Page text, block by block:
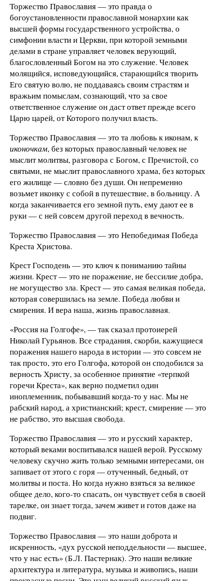
Торжество Православия — это правда о
богоустановленности православной монархии как
высшей формы государственного устройства, о
симфонии власти и Церкви, при которой земными
делами в стране управляет человек верующий,
благословленный Богом на это служение. Человек
молящийся, исповедующийся, старающийся творить
Его святую волю, не поддаваясь своим страстям и
вражьим помыслам, сознающий, что за свое
ответственное служение он даст ответ прежде всего
Царю царей, от Которого получил власть.
Торжество Православия — это та любовь к иконам, к
иконочкам, без которых православный человек не
мыслит молитвы, разговора с Богом, с Пречистой, со
святыми, не мыслит православного храма, без которых
его жилище — словно без души. Он непременно
возьмет иконку с собой в путешествие, в больницу. А
когда заканчивается его земной путь, ему дают ее в
руки — с ней совсем другой переход в вечность.
Торжество Православия — это Непобедимая Победа
Креста Христова.
Крест Господень — это ключ к пониманию тайны
жизни. Крест — это не поражение, не бессилие добра,
не могущество зла. Крест — это самая великая победа,
которая совершилась на земле. Победа любви и
смирения. И вера наша, жизнь православная.
«Россия на Голгофе», — так сказал протоиерей
Николай Гурьянов. Все страдания, скорби, кажущиеся
поражения нашего народа в истории — это совсем не
так просто, это его Голгофа, которой он сподобился за
верность Христу, за особенное принятие «терпкой
горечи Креста», как верно подметил один
иноплеменник, побывавший когда-то у нас. Мы не
рабский народ, а христианский; крест, смирение — это
не рабство, это высшая свобода.
Торжество Православия — это и русский характер,
который веками воспитывался нашей верой. Русскому
человеку скучно жить только земными интересами, он
запивает от этого с горя — отученный, бедный, от
молитвы и поста. Но когда нужно взяться за великое
общее дело, кого-то спасать, он чувствует себя в своей
тарелке, он знает тогда, зачем живет и готов даже на
подвиг.
Торжество Православия — это наши доброта и
искренность, «дух русской неподдельности — высшее,
что у нас есть» (Б.Л. Пастернак). Это наши великие
архитектура и литература, музыка и живопись, наши